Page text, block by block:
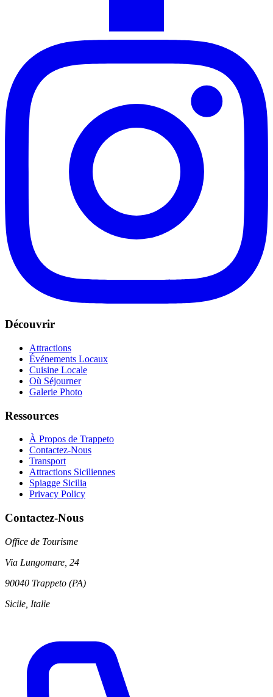
Découvrir
Attractions
Événements Locaux
Cuisine Locale
Où Séjourner
Galerie Photo
Ressources
À Propos de Trappeto
Contactez-Nous
Transport
Attractions Siciliennes
Spiagge Sicilia
Privacy Policy
Contactez-Nous
Office de Tourisme
Via Lungomare, 24
90040 Trappeto (PA)
Sicile, Italie